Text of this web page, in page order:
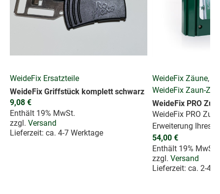
WeideFix Ersatzteile
WeideFix Griffstück komplett schwarz
9,08 €
Enthält 19% MwSt.
zzgl. Versand
Lieferzeit: ca. 4-7 Werktage
WeideFix Zäune,
WeideFix Zaun-
WeideFix PRO
WeideFix PRO
Erweiterung Ihres
54,00 €
Enthält 19% MwSt.
zzgl. Versand
Lieferzeit: ca. 2-4